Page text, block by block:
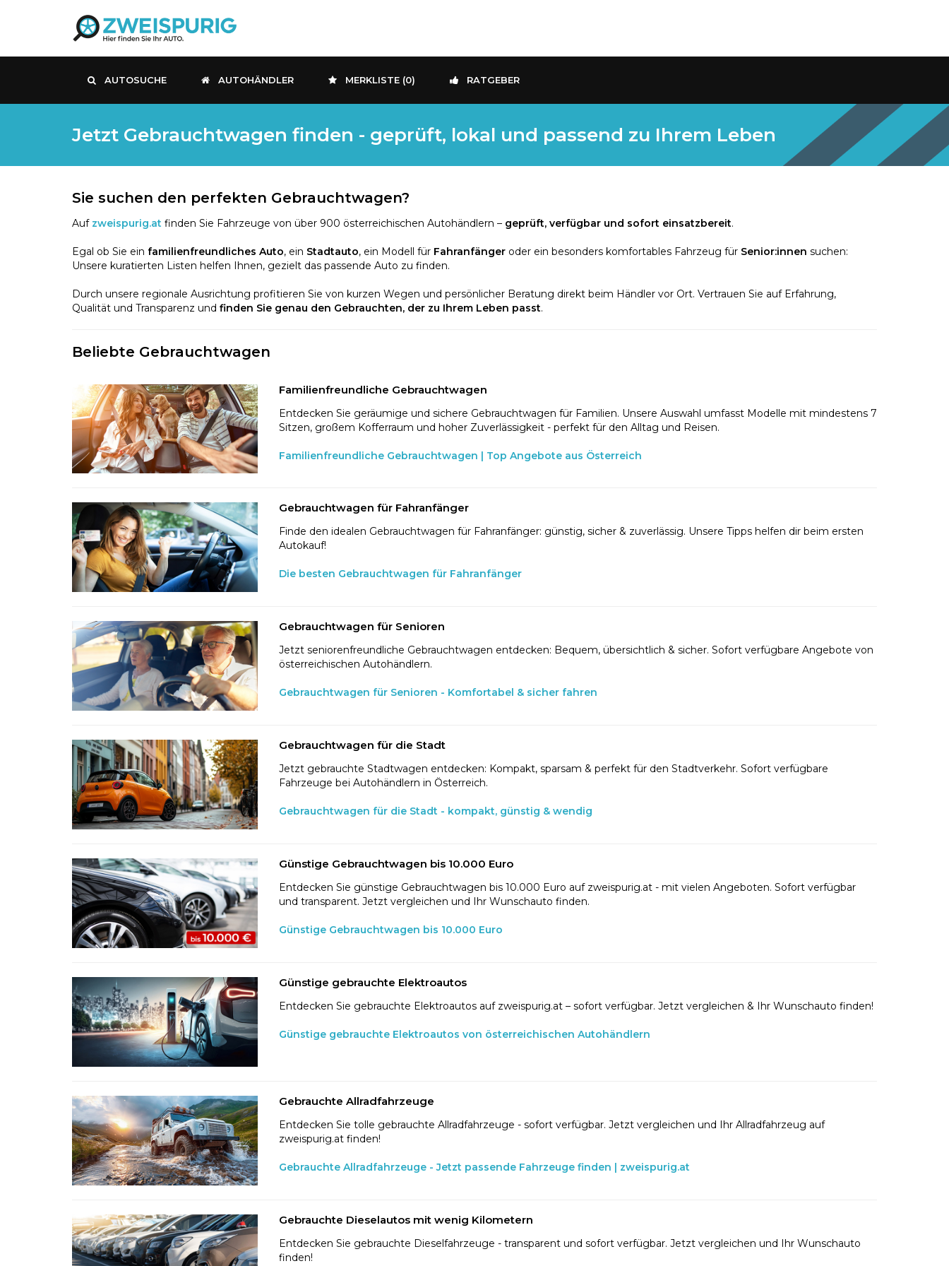
AUTOSUCHE AUTOHÄNDLER MERKLISTE (0) RATGEBER
Jetzt Gebrauchtwagen finden - geprüft, lokal und passend zu Ihrem Leben
Sie suchen den perfekten Gebrauchtwagen?
Auf zweispurig.at finden Sie Fahrzeuge von über 900 österreichischen Autohändlern – geprüft, verfügbar und sofort einsatzbereit.
Egal ob Sie ein familienfreundliches Auto, ein Stadtauto, ein Modell für Fahranfänger oder ein besonders komfortables Fahrzeug für Senior:innen suchen:
Unsere kuratierten Listen helfen Ihnen, gezielt das passende Auto zu finden.
Durch unsere regionale Ausrichtung profitieren Sie von kurzen Wegen und persönlicher Beratung direkt beim Händler vor Ort. Vertrauen Sie auf Erfahrung,
Qualität und Transparenz und finden Sie genau den Gebrauchten, der zu Ihrem Leben passt.
Beliebte Gebrauchtwagen
Familienfreundliche Gebrauchtwagen
Entdecken Sie geräumige und sichere Gebrauchtwagen für Familien. Unsere Auswahl umfasst Modelle mit mindestens 7
Sitzen, großem Kofferraum und hoher Zuverlässigkeit - perfekt für den Alltag und Reisen.
Familienfreundliche Gebrauchtwagen | Top Angebote aus Österreich
Gebrauchtwagen für Fahranfänger
Finde den idealen Gebrauchtwagen für Fahranfänger: günstig, sicher & zuverlässig. Unsere Tipps helfen dir beim ersten
Autokauf!
Die besten Gebrauchtwagen für Fahranfänger
Gebrauchtwagen für Senioren
Jetzt seniorenfreundliche Gebrauchtwagen entdecken: Bequem, übersichtlich & sicher. Sofort verfügbare Angebote von
österreichischen Autohändlern.
Gebrauchtwagen für Senioren - Komfortabel & sicher fahren
Gebrauchtwagen für die Stadt
Jetzt gebrauchte Stadtwagen entdecken: Kompakt, sparsam & perfekt für den Stadtverkehr. Sofort verfügbare
Fahrzeuge bei Autohändlern in Österreich.
Gebrauchtwagen für die Stadt - kompakt, günstig & wendig
Günstige Gebrauchtwagen bis 10.000 Euro
Entdecken Sie günstige Gebrauchtwagen bis 10.000 Euro auf zweispurig.at - mit vielen Angeboten. Sofort verfügbar
und transparent. Jetzt vergleichen und Ihr Wunschauto finden.
Günstige Gebrauchtwagen bis 10.000 Euro
Günstige gebrauchte Elektroautos
Entdecken Sie gebrauchte Elektroautos auf zweispurig.at – sofort verfügbar. Jetzt vergleichen & Ihr Wunschauto finden!
Günstige gebrauchte Elektroautos von österreichischen Autohändlern
Gebrauchte Allradfahrzeuge
Entdecken Sie tolle gebrauchte Allradfahrzeuge - sofort verfügbar. Jetzt vergleichen und Ihr Allradfahrzeug auf
zweispurig.at finden!
Gebrauchte Allradfahrzeuge - Jetzt passende Fahrzeuge finden | zweispurig.at
Gebrauchte Dieselautos mit wenig Kilometern
Entdecken Sie gebrauchte Dieselfahrzeuge - transparent und sofort verfügbar. Jetzt vergleichen und Ihr Wunschauto
finden!